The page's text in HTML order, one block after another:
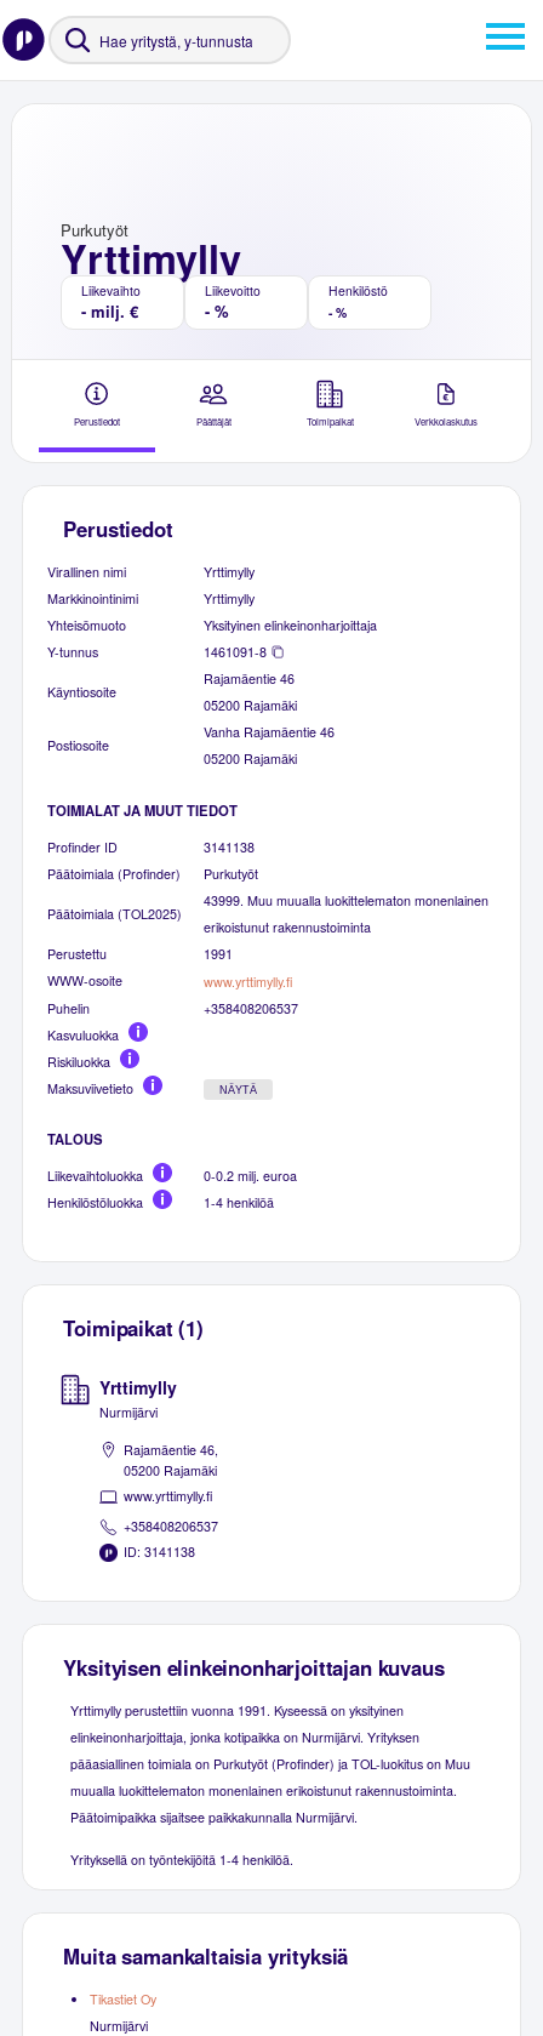
Yrttimylly
Purkutyöt
Liikevaihto
- milj. €
Liikevoitto
- %
Henkilöstö
- %
Perustiedot Päättäjät Toimipaikat Verkkolaskutus
Perustiedot
Virallinen nimi
Yrttimylly
Markkinointinimi
Yrttimylly
Yhteisömuoto
Yksityinen elinkeinonharjoittaja
Y-tunnus
1461091-8
Käyntiosoite
Rajamäentie 46
05200 Rajamäki
Postiosoite
Vanha Rajamäentie 46
05200 Rajamäki
TOIMIALAT JA MUUT TIEDOT
Profinder ID
3141138
Päätoimiala (Profinder)
Purkutyöt
Päätoimiala (TOL2025)
43999. Muu muualla luokittelematon monenlainen
erikoistunut rakennustoiminta
Perustettu
1991
WWW-osoite
www.yrttimylly.fi
Puhelin
+358408206537
Kasvuluokka
Riskiluokka
Maksuviivetieto
NÄYTÄ
TALOUS
Liikevaihtoluokka
0-0.2 milj. euroa
Henkilöstöluokka
1-4 henkilöä
Toimipaikat (1)
Yrttimylly
Nurmijärvi
Rajamäentie 46,
05200 Rajamäki
www.yrttimylly.fi
+358408206537
ID: 3141138
Yksityisen elinkeinonharjoittajan kuvaus
Yrttimylly perustettiin vuonna 1991. Kyseessä on yksityinen
elinkeinonharjoittaja, jonka kotipaikka on Nurmijärvi. Yrityksen
pääasiallinen toimiala on Purkutyöt (Profinder) ja TOL-luokitus on Muu
muualla luokittelematon monenlainen erikoistunut rakennustoiminta.
Päätoimipaikka sijaitsee paikkakunnalla Nurmijärvi.
Yrityksellä on työntekijöitä 1-4 henkilöä.
Muita samankaltaisia yrityksiä
Tikastiet Oy
Nurmijärvi